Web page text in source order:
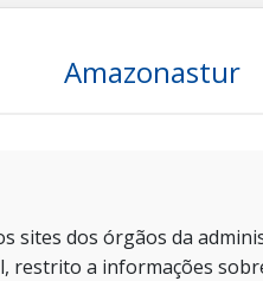
Amazonastur
sites dos órgãos da
a informações